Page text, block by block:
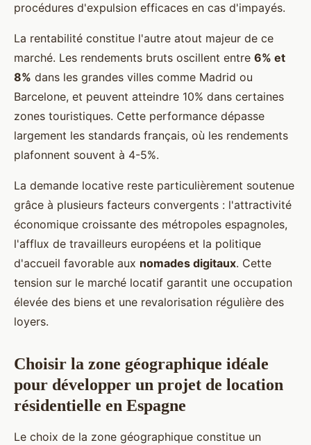
procédures d'expulsion efficaces en cas d'impayés.
La rentabilité constitue l'autre atout majeur de ce
marché. Les rendements bruts oscillent entre 6% et
8% dans les grandes villes comme Madrid ou
Barcelone, et peuvent atteindre 10% dans certaines
zones touristiques. Cette performance dépasse
largement les standards français, où les rendements
plafonnent souvent à 4-5%.
La demande locative reste particulièrement soutenue
grâce à plusieurs facteurs convergents : l'attractivité
économique croissante des métropoles espagnoles,
l'afflux de travailleurs européens et la politique
d'accueil favorable aux nomades digitaux. Cette
tension sur le marché locatif garantit une occupation
élevée des biens et une revalorisation régulière des
loyers.
Choisir la zone géographique idéale
pour développer un projet de location
résidentielle en Espagne
Le choix de la zone géographique constitue un